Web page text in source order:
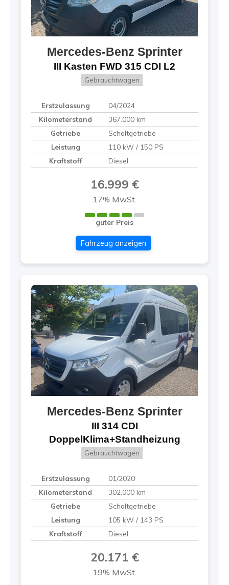
Mercedes-Benz Sprinter
III Kasten FWD 315 CDI L2
Gebrauchtwagen
Erstzulassung
04/2024
Kilometerstand
367.000 km
Getriebe
Schaltgetriebe
Leistung
110 kW / 150 PS
Kraftstoff
Diesel
16.999 €
17% MwSt.
guter Preis
Fahrzeug anzeigen
Mercedes-Benz Sprinter
III 314 CDI
DoppelKlima+Standheizung
Gebrauchtwagen
Erstzulassung
01/2020
Kilometerstand
302.000 km
Getriebe
Schaltgetriebe
Leistung
105 kW / 143 PS
Kraftstoff
Diesel
20.171 €
19% MwSt.